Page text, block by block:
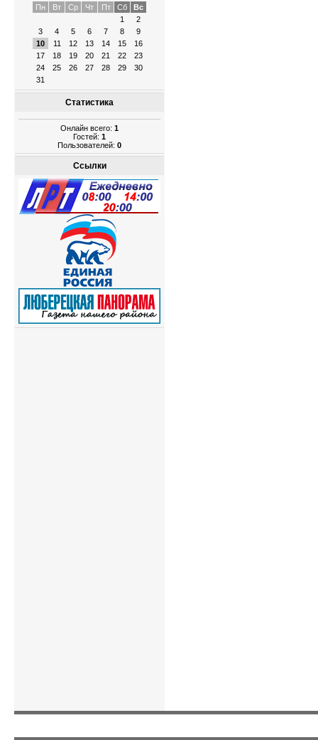
Пн
Вт Ср Чт Пт Сб
Вс
1
2
3
4 5 6 7 8
9
10
11 12 13 14 15
16
17
18 19 20 21 22
23
24
25 26 27 28 29
30
31
Статистика
Онлайн всего: 1
Гостей: 1
Пользователей: 0
Ссылки